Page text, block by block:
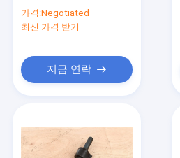
제품
가격:Negotiated
최신 가격 받기
지금 연락